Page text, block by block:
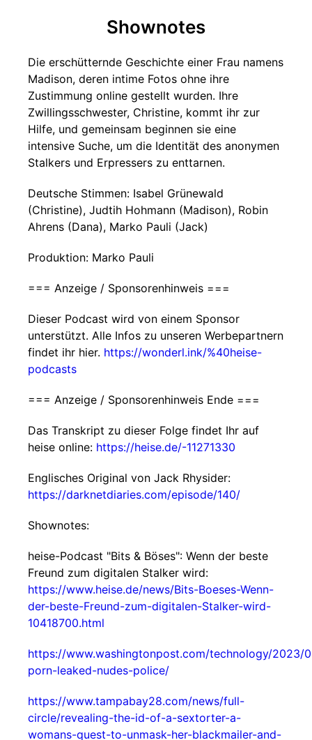
Shownotes
Die erschütternde Geschichte einer Frau namens
Madison, deren intime Fotos ohne ihre
Zustimmung online gestellt wurden. Ihre
Zwillingsschwester, Christine, kommt ihr zur
Hilfe, und gemeinsam beginnen sie eine
intensive Suche, um die Identität des anonymen
Stalkers und Erpressers zu enttarnen.
Deutsche Stimmen: Isabel Grünewald
(Christine), Judtih Hohmann (Madison), Robin
Ahrens (Dana), Marko Pauli (Jack)
Produktion: Marko Pauli
=== Anzeige / Sponsorenhinweis ===
Dieser Podcast wird von einem Sponsor
unterstützt. Alle Infos zu unseren Werbepartnern
findet ihr hier. https://wonderl.ink/%40heise-
podcasts
=== Anzeige / Sponsorenhinweis Ende ===
Das Transkript zu dieser Folge findet Ihr auf
heise online: https://heise.de/-11271330
Englisches Original von Jack Rhysider:
https://darknetdiaries.com/episode/140/
Shownotes:
heise-Podcast "Bits & Böses": Wenn der beste
Freund zum digitalen Stalker wird:
https://www.heise.de/news/Bits-Boeses-Wenn-
der-beste-Freund-zum-digitalen-Stalker-wird-
10418700.html
https://www.washingtonpost.com/technology/2023/
porn-leaked-nudes-police/
https://www.tampabay28.com/news/full-
circle/revealing-the-id-of-a-sextorter-a-
womans-quest-to-unmask-her-blackmailer-and-